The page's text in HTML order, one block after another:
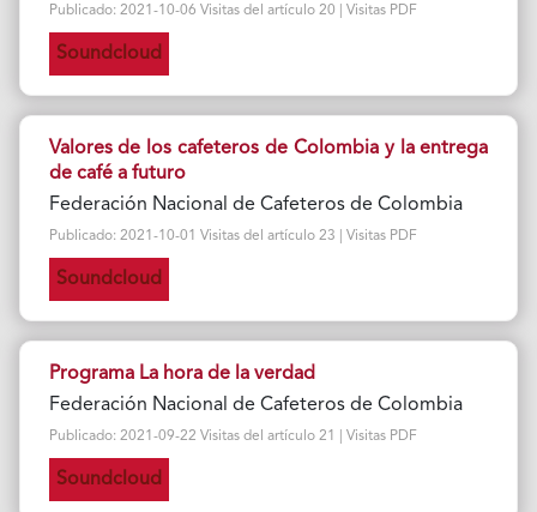
Publicado: 2021-10-06 Visitas del artículo 20 | Visitas PDF
Soundcloud
Valores de los cafeteros de Colombia y la entrega
de café a futuro
Federación Nacional de Cafeteros de Colombia
Publicado: 2021-10-01 Visitas del artículo 23 | Visitas PDF
Soundcloud
Programa La hora de la verdad
Federación Nacional de Cafeteros de Colombia
Publicado: 2021-09-22 Visitas del artículo 21 | Visitas PDF
Soundcloud